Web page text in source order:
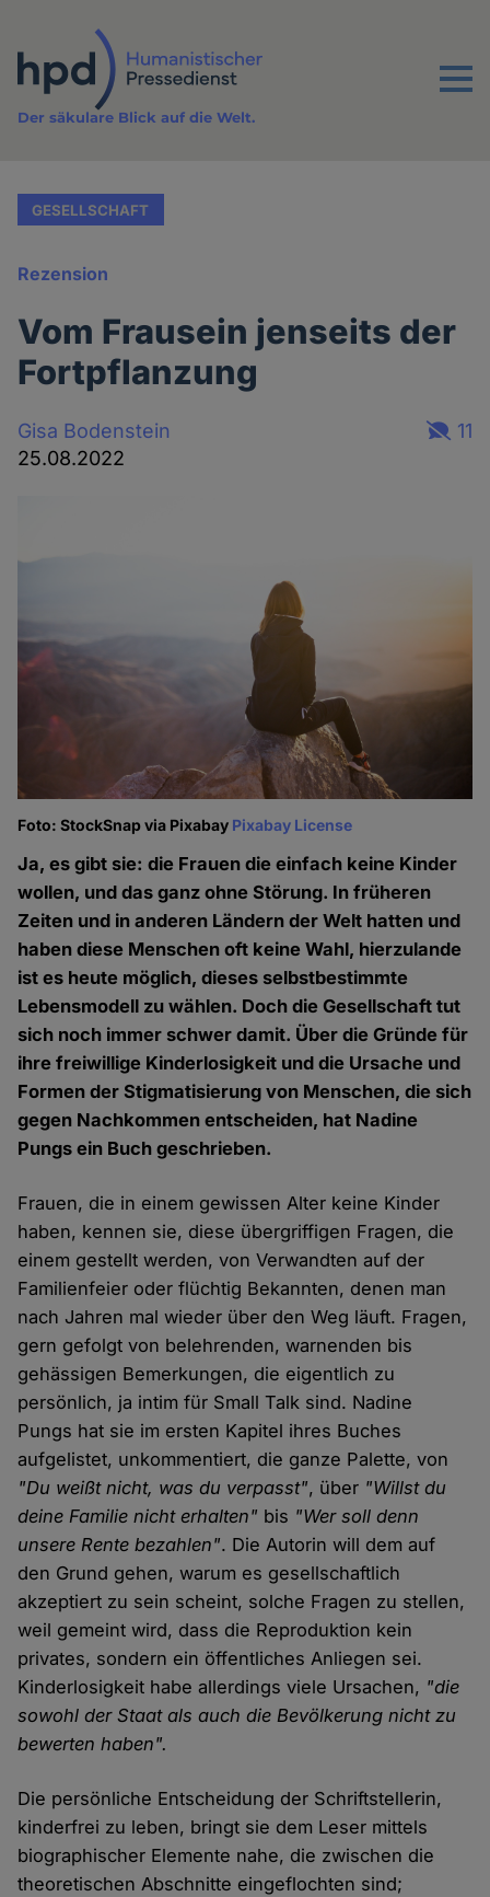
Inhalt
Menu
Der säkulare Blick auf die Welt.
GESELLSCHAFT
Rezension
Vom Frausein jenseits der
Fortpflanzung
Gisa Bodenstein
25.08.2022
11
Foto: StockSnap via Pixabay Pixabay License
Ja, es gibt sie: die Frauen die einfach keine Kinder
wollen, und das ganz ohne Störung. In früheren
Zeiten und in anderen Ländern der Welt hatten und
haben diese Menschen oft keine Wahl, hierzulande
ist es heute möglich, dieses selbstbestimmte
Lebensmodell zu wählen. Doch die Gesellschaft tut
sich noch immer schwer damit. Über die Gründe für
ihre freiwillige Kinderlosigkeit und die Ursache und
Formen der Stigmatisierung von Menschen, die sich
gegen Nachkommen entscheiden, hat Nadine
Pungs ein Buch geschrieben.
Frauen, die in einem gewissen Alter keine Kinder
haben, kennen sie, diese übergriffigen Fragen, die
einem gestellt werden, von Verwandten auf der
Familienfeier oder flüchtig Bekannten, denen man
nach Jahren mal wieder über den Weg läuft. Fragen,
gern gefolgt von belehrenden, warnenden bis
gehässigen Bemerkungen, die eigentlich zu
persönlich, ja intim für Small Talk sind. Nadine
Pungs hat sie im ersten Kapitel ihres Buches
aufgelistet, unkommentiert, die ganze Palette, von
"Du weißt nicht, was du verpasst", über "Willst du
deine Familie nicht erhalten" bis "Wer soll denn
unsere Rente bezahlen". Die Autorin will dem auf
den Grund gehen, warum es gesellschaftlich
akzeptiert zu sein scheint, solche Fragen zu stellen,
weil gemeint wird, dass die Reproduktion kein
privates, sondern ein öffentliches Anliegen sei.
Kinderlosigkeit habe allerdings viele Ursachen, "die
sowohl der Staat als auch die Bevölkerung nicht zu
bewerten haben".
Die persönliche Entscheidung der Schriftstellerin,
kinderfrei zu leben, bringt sie dem Leser mittels
biographischer Elemente nahe, die zwischen die
theoretischen Abschnitte eingeflochten sind;